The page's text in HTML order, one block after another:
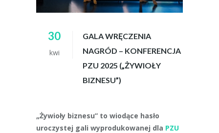
30
kwi
GALA WRĘCZENIA
NAGRÓD – KONFERENCJA
PZU 2025 („ŻYWIOŁY
BIZNESU”)
„Żywioły biznesu” to wiodące hasło
uroczystej gali wyprodukowanej dla PZU